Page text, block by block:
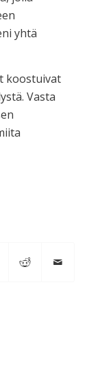
yhtä
koostuivat
Vasta